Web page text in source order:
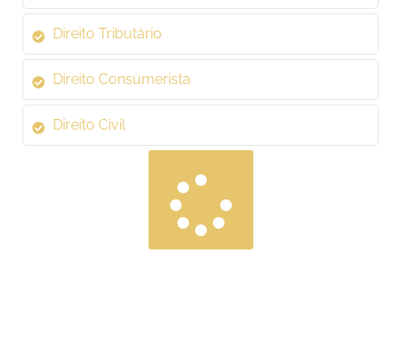
Direito Tributário
Direito Consumerista
Direito Civil